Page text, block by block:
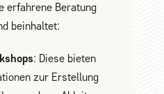
erfahrene Beratung
beinhaltet:
: Diese bieten
zur Erstellung